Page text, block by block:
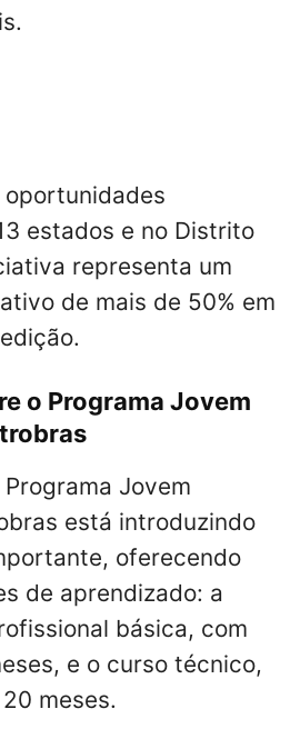
oportunidades
estados e no Distrito
representa um
de mais de 50% em
o Programa Jovem
Jovem
está introduzindo
oferecendo
de aprendizado: a
básica, com
e o curso técnico,
meses.